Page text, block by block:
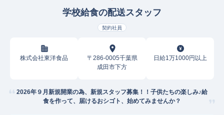
学校給食の配送スタッフ
契約社員
株式会社東洋食品
〒286-0005千葉県
成田市下方
日給1万1000円以上
2026年９月新規開業の為、新規スタッフ募集！！子供たちの楽しみ♪給
食を作って、届けるおシゴト、始めてみませんか？